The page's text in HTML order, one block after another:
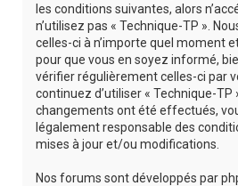
les conditions suivantes, alors
n’utilisez pas « Technique-TP ».
celles-ci à n’importe quel moment
pour que vous en soyez informé,
vérifier régulièrement celles-ci par
continuez d’utiliser « Technique-TP
changements ont été effectués,
légalement responsable des
mises à jour et/ou modifications.
Nos forums sont développés par